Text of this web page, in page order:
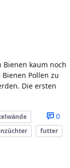
kaum noch
Pollen zu
Die ersten
0
futter